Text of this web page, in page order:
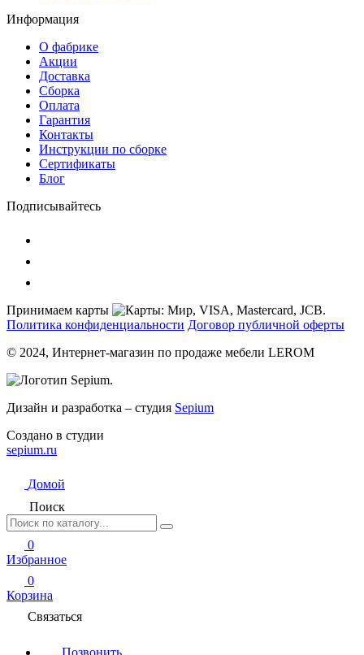
Информация
О фабрике
Акции
Доставка
Сборка
Оплата
Гарантия
Контакты
Инструкции по сборке
Сертификаты
Блог
Подписывайтесь
Принимаем карты
Политика конфиденциальности Договор публичной оферты
© 2024, Интернет-магазин по продаже мебели LEROM
Дизайн и разработка – студия Sepium
Создано в студии
sepium.ru
Домой
Поиск
0
Избранное
0
Корзина
Связаться
Позвонить